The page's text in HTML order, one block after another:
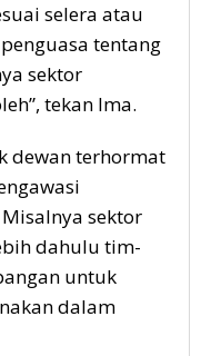
selera atau
tentang
sektor
tekan Ima.
dewan terhormat
sektor
dahulu tim-
untuk
dalam